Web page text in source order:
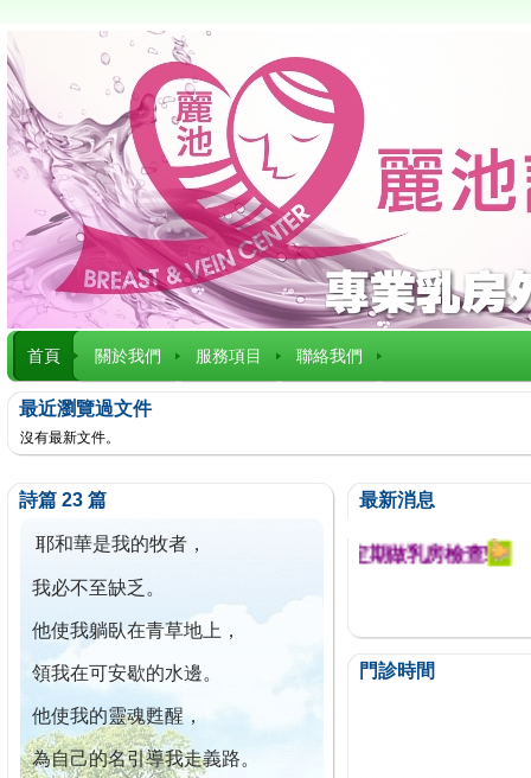
首頁 關於我們 服務項目 聯絡我們
最近瀏覽過文件
沒有最新文件。
詩篇 23 篇
耶和華是我的牧者，
我必不至缺乏。
他使我躺臥在青草地上，
領我在可安歇的水邊。
他使我的靈魂甦醒，
為自己的名引導我走義路。
最新消息
迄今已篩檢出1700位乳癌患者,提醒您定期做乳房檢查!
門診時間